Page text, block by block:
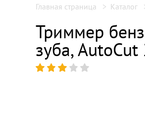
Главная страница Каталог
Триммер
зуба,